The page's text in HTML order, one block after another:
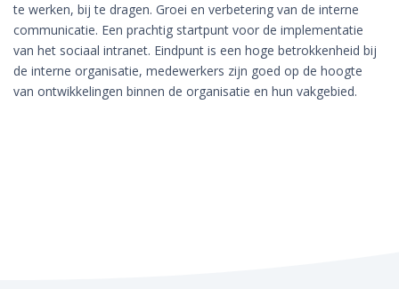
te werken, bij te dragen. Groei en verbetering van de interne
communicatie. Een prachtig startpunt voor de implementatie
van het sociaal intranet. Eindpunt is een hoge betrokkenheid bij
de interne organisatie, medewerkers zijn goed op de hoogte
van ontwikkelingen binnen de organisatie en hun vakgebied.